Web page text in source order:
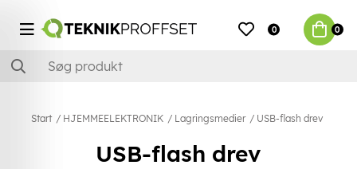
0 0
Start HJEMMEELEKTRONIK Lagringsmedier USB-flash drev
USB-flash drev